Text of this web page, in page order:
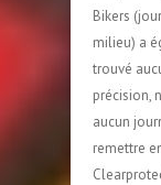
Bikers
milieu) a
trouvé
précision,
aucun
remettre